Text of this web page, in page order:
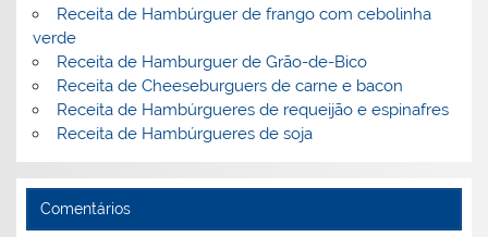
Receita de Hambúrguer de frango com cebolinha
verde
Receita de Hamburguer de Grão-de-Bico
Receita de Cheeseburguers de carne e bacon
Receita de Hambúrgueres de requeijão e espinafres
Receita de Hambúrgueres de soja
Comentários